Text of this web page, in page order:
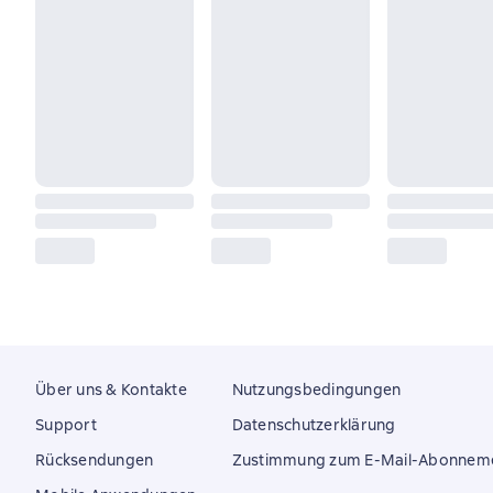
Über uns & Kontakte
Support
Rücksendungen
Nutzungsbedingungen
Datenschutzerklärung
Zustimmung zum E-Mail-